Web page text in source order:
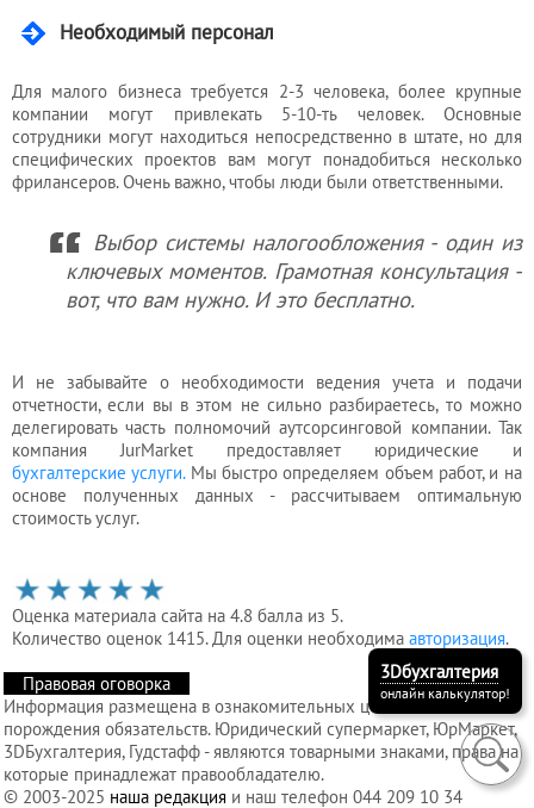
Необходимый персонал
Для малого бизнеса требуется 2-3 человека, более крупные
компании могут привлекать 5-10-ть человек. Основные
сотрудники могут находиться непосредственно в штате, но для
специфических проектов вам могут понадобиться несколько
фрилансеров. Очень важно, чтобы люди были ответственными.
Выбор системы налогообложения - один из
ключевых моментов. Грамотная консультация -
вот, что вам нужно. И это бесплатно.
И не забывайте о необходимости ведения учета и подачи
отчетности, если вы в этом не сильно разбираетесь, то можно
делегировать часть полномочий аутсорсинговой компании. Так
компания JurMarket предоставляет юридические и
бухгалтерские услуги.Мы быстро определяем объем работ, и на
основе полученных данных - рассчитываем оптимальную
стоимость услуг.
Оценка материала сайта на 4.8 балла из 5.
Количество оценок 1415. Для оценки необходима авторизация.
3Dбухгалтерия
онлайн калькулятор!
Правовая оговорка
Информация размещена в ознакомительных целях и без
порождения обязательств. Юридический супермаркет, ЮрМаркет,
3DБухгалтерия, Гудстафф - являются товарными знаками, права на
которые принадлежат правообладателю.
© 2003-2025 наша редакция и наш телефон 044 209 10 34